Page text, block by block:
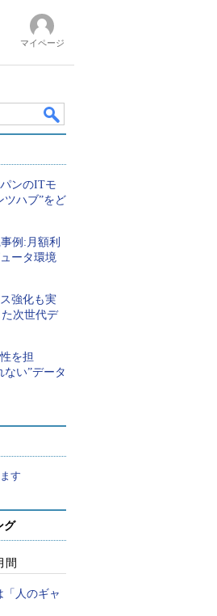
マイページ
ンのITモ
ツハブ”をど
例:月額利
ータ環境
強化も実
た次世代デ
を担
ない”データ
す
グ
間
人のギャ